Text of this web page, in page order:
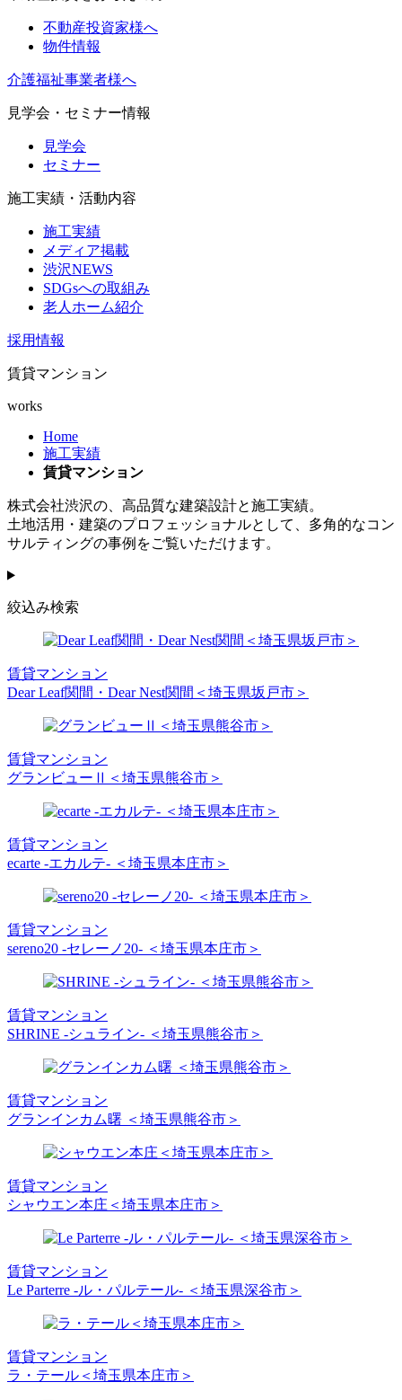
不動産投資家様へ
物件情報
介護福祉事業者様へ
見学会・セミナー情報
見学会
セミナー
施工実績・活動内容
施工実績
メディア掲載
渋沢NEWS
SDGsへの取組み
老人ホーム紹介
採用情報
賃貸マンション
works
Home
施工実績
賃貸マンション
株式会社渋沢の、高品質な建築設計と施工実績。
土地活用・建築のプロフェッショナルとして、多角的なコン
サルティングの事例をご覧いただけます。
絞込み検索
賃貸マンション
Dear Leaf関間・Dear Nest関間＜埼玉県坂戸市＞
賃貸マンション
グランビューⅡ＜埼玉県熊谷市＞
賃貸マンション
ecarte -エカルテ- ＜埼玉県本庄市＞
賃貸マンション
sereno20 -セレーノ20- ＜埼玉県本庄市＞
賃貸マンション
SHRINE -シュライン- ＜埼玉県熊谷市＞
賃貸マンション
グランインカム曙 ＜埼玉県熊谷市＞
賃貸マンション
シャウエン本庄＜埼玉県本庄市＞
賃貸マンション
Le Parterre -ル・パルテール- ＜埼玉県深谷市＞
賃貸マンション
ラ・テール＜埼玉県本庄市＞